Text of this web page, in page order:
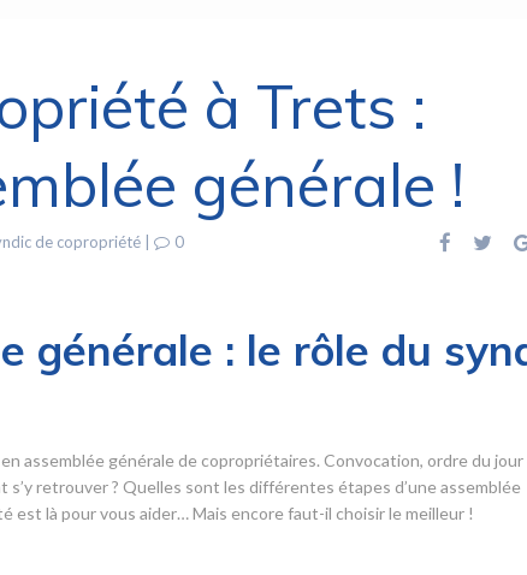
à Trets :
générale !
de copropriété 0
générale : le rôle du
assemblée générale de copropriétaires. Convocation, ordre du
retrouver ? Quelles sont les différentes étapes d’une assemblée
est là pour vous aider… Mais encore faut-il choisir le meilleur !